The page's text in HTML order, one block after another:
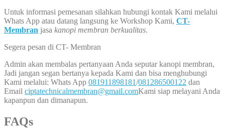
Untuk informasi pemesanan silahkan hubungi kontak Kami melalui
Whats App atau datang langsung ke Workshop Kami, CT-
Membran jasa kanopi membran berkualitas.
Segera pesan di CT- Membran
Admin akan membalas pertanyaan Anda seputar kanopi membran,
Jadi jangan segan bertanya kepada Kami dan bisa menghubungi
Kami melalui: Whats App 081911898181/081286500122 dan
Email ciptatechnicalmembran@gmail.comKami siap melayani Anda
kapanpun dan dimanapun.
FAQs